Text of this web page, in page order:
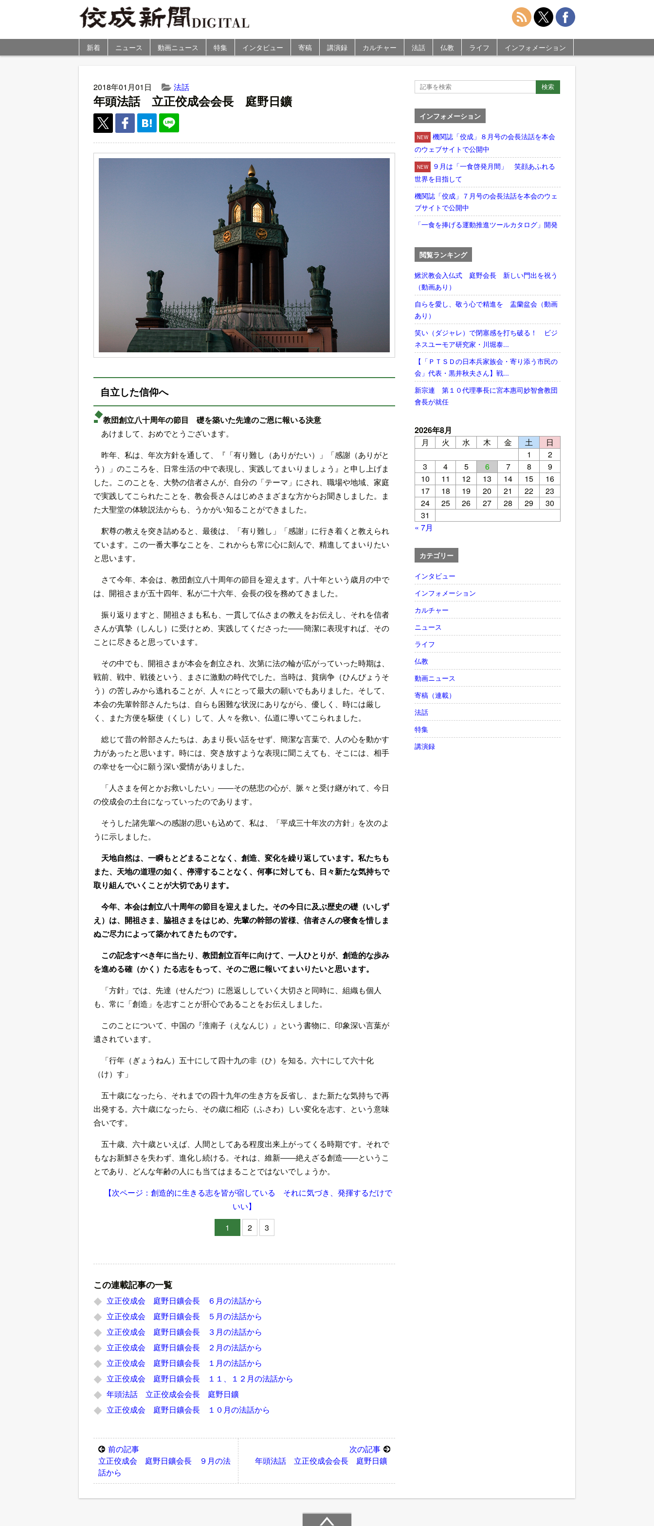
新着 ニュース 動画ニュース 特集 インタビュー 寄稿 講演録 カルチャー 法話 仏教 ライフ インフォメーション
2018年01月01日 法話
年頭法話 立正佼成会会長 庭野日鑛
自立した信仰へ
教団創立八十周年の節目 礎を築いた先達のご恩に報いる決意
あけまして、おめでとうございます。
昨年、私は、年次方針を通して、『「有り難し（ありがたい）」「感謝（ありがと
う）」のこころを、日常生活の中で表現し、実践してまいりましょう』と申し上げま
した。このことを、大勢の信者さんが、自分の「テーマ」にされ、職場や地域、家庭
で実践してこられたことを、教会長さんはじめさまざまな方からお聞きしました。ま
た大聖堂の体験説法からも、うかがい知ることができました。
釈尊の教えを突き詰めると、最後は、「有り難し」「感謝」に行き着くと教えられ
ています。この一番大事なことを、これからも常に心に刻んで、精進してまいりたい
と思います。
さて今年、本会は、教団創立八十周年の節目を迎えます。八十年という歳月の中で
は、開祖さまが五十四年、私が二十六年、会長の役を務めてきました。
振り返りますと、開祖さまも私も、一貫して仏さまの教えをお伝えし、それを信者
さんが真摯（しんし）に受けとめ、実践してくださった――簡潔に表現すれば、その
ことに尽きると思っています。
その中でも、開祖さまが本会を創立され、次第に法の輪が広がっていった時期は、
戦前、戦中、戦後という、まさに激動の時代でした。当時は、貧病争（ひんびょうそ
う）の苦しみから逃れることが、人々にとって最大の願いでもありました。そして、
本会の先輩幹部さんたちは、自らも困難な状況にありながら、優しく、時には厳し
く、また方便を駆使（くし）して、人々を救い、仏道に導いてこられました。
総じて昔の幹部さんたちは、あまり長い話をせず、簡潔な言葉で、人の心を動かす
力があったと思います。時には、突き放すような表現に聞こえても、そこには、相手
の幸せを一心に願う深い愛情がありました。
「人さまを何とかお救いしたい」――その慈悲の心が、脈々と受け継がれて、今日
の佼成会の土台になっていったのであります。
そうした諸先輩への感謝の思いも込めて、私は、「平成三十年次の方針」を次のよ
うに示しました。
天地自然は、一瞬もとどまることなく、創造、変化を繰り返しています。私たちも
また、天地の道理の如く、停滞することなく、何事に対しても、日々新たな気持ちで
取り組んでいくことが大切であります。
今年、本会は創立八十周年の節目を迎えました。その今日に及ぶ歴史の礎（いしず
え）は、開祖さま、脇祖さまをはじめ、先輩の幹部の皆様、信者さんの寝食を惜しま
ぬご尽力によって築かれてきたものです。
この記念すべき年に当たり、教団創立百年に向けて、一人ひとりが、創造的な歩み
を進める確（かく）たる志をもって、そのご恩に報いてまいりたいと思います。
「方針」では、先達（せんだつ）に恩返ししていく大切さと同時に、組織も個人
も、常に「創造」を志すことが肝心であることをお伝えしました。
このことについて、中国の『淮南子（えなんじ）』という書物に、印象深い言葉が
遺されています。
「行年（ぎょうねん）五十にして四十九の非（ひ）を知る。六十にして六十化
（け）す」
五十歳になったら、それまでの四十九年の生き方を反省し、また新たな気持ちで再
出発する。六十歳になったら、その歳に相応（ふさわ）しい変化を志す、という意味
合いです。
五十歳、六十歳といえば、人間としてある程度出来上がってくる時期です。それで
もなお新鮮さを失わず、進化し続ける。それは、維新――絶えざる創造――というこ
とであり、どんな年齢の人にも当てはまることではないでしょうか。
【次ページ：創造的に生きる志を皆が宿している それに気づき、発揮するだけで
いい】
1
2 3
この連載記事の一覧
立正佼成会 庭野日鑛会長 ６月の法話から
立正佼成会 庭野日鑛会長 ５月の法話から
立正佼成会 庭野日鑛会長 ３月の法話から
立正佼成会 庭野日鑛会長 ２月の法話から
立正佼成会 庭野日鑛会長 １月の法話から
立正佼成会 庭野日鑛会長 １１、１２月の法話から
年頭法話 立正佼成会会長 庭野日鑛
立正佼成会 庭野日鑛会長 １０月の法話から
前の記事
立正佼成会 庭野日鑛会長 ９月の法
話から
次の記事
年頭法話 立正佼成会会長 庭野日鑛
インフォメーション
NEW
機関誌「佼成」８月号の会長法話を本会
のウェブサイトで公開中
NEW
９月は「一食啓発月間」 笑顔あふれる
世界を目指して
機関誌「佼成」７月号の会長法話を本会のウェ
ブサイトで公開中
「一食を捧げる運動推進ツールカタログ」開発
閲覧ランキング
鰍沢教会入仏式 庭野会長 新しい門出を祝う
（動画あり）
自らを愛し、敬う心で精進を 盂蘭盆会（動画
あり）
笑い（ダジャレ）で閉塞感を打ち破る！ ビジ
ネスユーモア研究家・川堀泰...
【「ＰＴＳＤの日本兵家族会・寄り添う市民の
会」代表・黒井秋夫さん】戦...
新宗連 第１０代理事長に宮本惠司妙智會教団
會長が就任
2026年8月
月
火 水 木 金 土
日
1
2
3
4 5 6 7 8
9
10
11 12 13 14 15
16
17
18 19 20 21 22
23
24
25 26 27 28 29
30
31
« 7月
カテゴリー
インタビュー
インフォメーション
カルチャー
ニュース
ライフ
仏教
動画ニュース
寄稿（連載）
法話
特集
講演録